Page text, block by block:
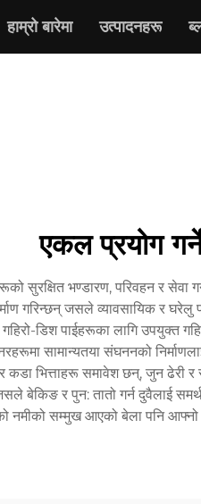
हाम्रो बारेमा उत्पादनहरू
एकल प्रयोग
सुरक्षित भण्डारण, परिवहन र
गरिन्छन् जसले व्यावसायिक र
डिश पाईहरूका लागि उपयुक्त
सामान्यतया संघननको
कडा भित्ताहरू समावेश छन्, जुन
र पुन: तातो गर्न दुवैलाई
नमीको सम्मुख आएको बेला पनि आफ्नो